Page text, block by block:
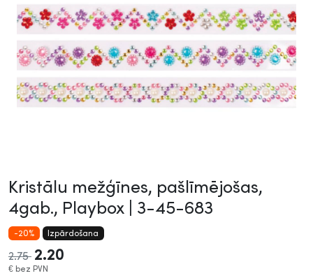
Kristālu mežģīnes, pašlīmējošas,
4gab., Playbox | 3-45-683
-20% Izpārdošana
2.75 2.20
€ bez PVN